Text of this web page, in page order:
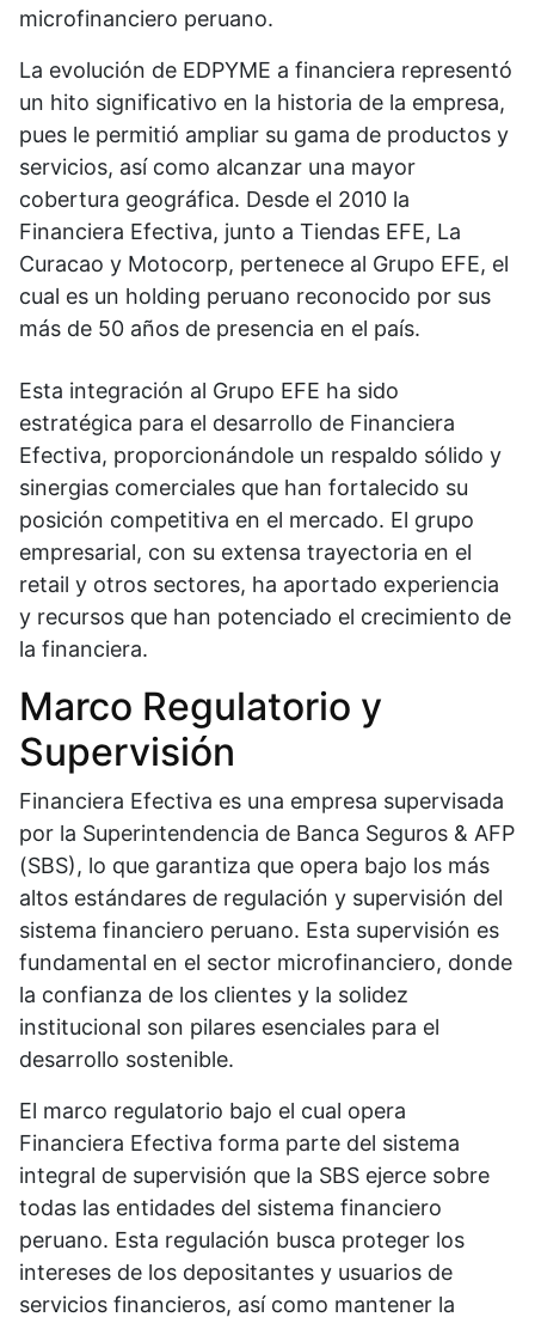
microfinanciero peruano.
La evolución de EDPYME a financiera representó
un hito significativo en la historia de la empresa,
pues le permitió ampliar su gama de productos y
servicios, así como alcanzar una mayor
cobertura geográfica. Desde el 2010 la
Financiera Efectiva, junto a Tiendas EFE, La
Curacao y Motocorp, pertenece al Grupo EFE, el
cual es un holding peruano reconocido por sus
más de 50 años de presencia en el país.
Esta integración al Grupo EFE ha sido
estratégica para el desarrollo de Financiera
Efectiva, proporcionándole un respaldo sólido y
sinergias comerciales que han fortalecido su
posición competitiva en el mercado. El grupo
empresarial, con su extensa trayectoria en el
retail y otros sectores, ha aportado experiencia
y recursos que han potenciado el crecimiento de
la financiera.
Marco Regulatorio y
Supervisión
Financiera Efectiva es una empresa supervisada
por la Superintendencia de Banca Seguros & AFP
(SBS), lo que garantiza que opera bajo los más
altos estándares de regulación y supervisión del
sistema financiero peruano. Esta supervisión es
fundamental en el sector microfinanciero, donde
la confianza de los clientes y la solidez
institucional son pilares esenciales para el
desarrollo sostenible.
El marco regulatorio bajo el cual opera
Financiera Efectiva forma parte del sistema
integral de supervisión que la SBS ejerce sobre
todas las entidades del sistema financiero
peruano. Esta regulación busca proteger los
intereses de los depositantes y usuarios de
servicios financieros, así como mantener la